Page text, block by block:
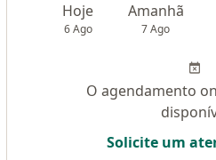
Hoje
6 Ago
Amanhã
7 Ago
O agendamento
Solicite um